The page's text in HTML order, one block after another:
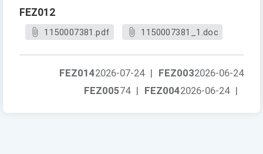
FEZ012
1150007381.pdf 1150007381_1.doc
FEZ0032026-06-24
FEZ0142026-07-24 |
FEZ0042026-06-24 |
FEZ00574 |